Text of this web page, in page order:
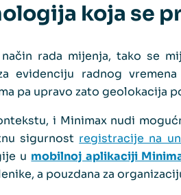
koja se
rada mijenja, tako se
evidenciju radnog
pa upravo zato geolokacija
i Minimax nudi
sigurnost registracije na
u mobilnoj aplikaciji
a pouzdana za